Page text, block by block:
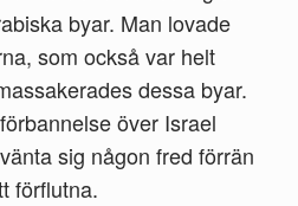
byar. Man lovade
som också var helt
dessa byar.
över Israel
sig någon fred förrän
förflutna.